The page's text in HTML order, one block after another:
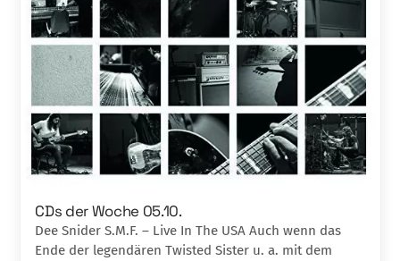
CDs der Woche 05.10.
Dee Snider S.M.F. – Live In The USA Auch wenn das
Ende der legendären Twisted Sister u. a. mit dem